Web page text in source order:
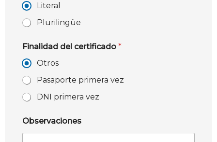
Literal
Plurilingüe
Finalidad del certificado *
Otros
Pasaporte primera vez
DNI primera vez
Observaciones